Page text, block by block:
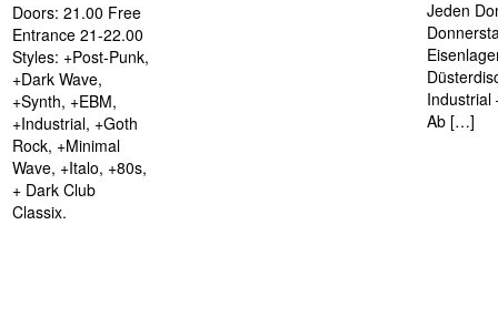
Doors: 21.00 Free
Entrance 21-22.00
Styles: +Post-Punk,
+Dark Wave,
+Synth, +EBM,
+Industrial, +Goth
Rock, +Minimal
Wave, +Italo, +80s,
+ Dark Club
Classix.
Jeden
Industrial
Ab […]